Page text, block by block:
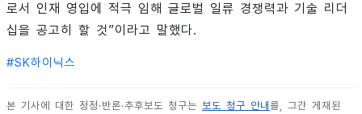
로서 인재 영입에 적극 임해 글로벌 일류 경쟁력과 기술 리더
십을 공고히 할 것”이라고 말했다.
#SK하이닉스
본 기사에 대한 정정·반론·추후보도 청구는 보도 청구 안내 를, 그간 게재된